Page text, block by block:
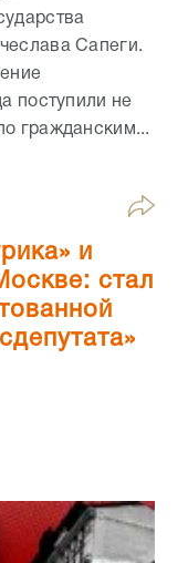
Сапеги.
поступили не
гражданским...
и
стал